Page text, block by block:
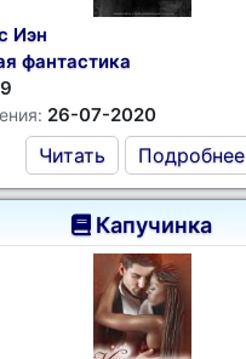
Иэн
фантастика
26-07-2020
Читать Подробнее
Капучинка